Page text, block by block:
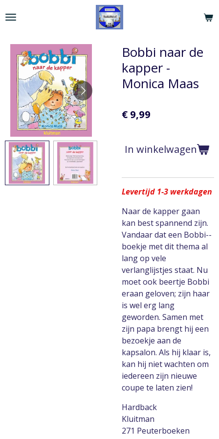
direct
de
hoofdinhoud
Bobbi naar de
kapper -
Monica Maas
€ 9,99
In winkelwagen
Levertijd 1-3 werkdagen
Naar de kapper gaan
kan best spannend zijn.
Vandaar dat een Bobbi-­
boekje met dit thema al
lang op vele
verlanglijstjes staat. Nu
moet ook beertje Bobbi
eraan geloven; zijn haar
is wel erg lang
geworden. Samen met
zijn papa brengt hij een
bezoekje aan de
kapsalon. Als hij klaar is,
kan hij niet wachten om
iedereen zijn nieuwe
coupe te laten zien!
Hardback
Kluitman
271 Peuterboeken